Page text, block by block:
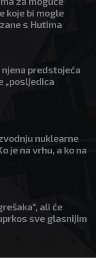
koje bi mogle
s Hutima
predstojeća
„posljedica
nuklearne
je na vrhu, a ko na
ali će
sve glasnijim